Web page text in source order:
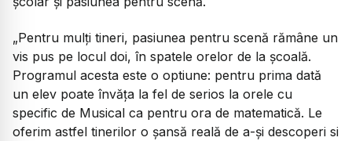
„Pentru mulți tineri, pasiunea pentru scenă rămâne un
vis pus pe locul doi, în spatele orelor de la școală.
Programul acesta este o optiune: pentru prima dată
un elev poate învăța la fel de serios la orele cu
specific de Musical ca pentru ora de matematică. Le
oferim astfel tinerilor o șansă reală de a-și descoperi si